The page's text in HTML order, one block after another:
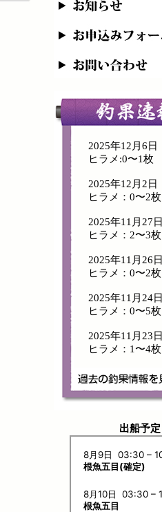
2025年12月6日
ヒラメ:0〜1枚
2025年12月2日
ヒラメ：0〜2枚
2025年11月27日
ヒラメ：2〜3枚
2025年11月26日
ヒラメ：0〜2枚
2025年11月24日
ヒラメ：0〜5枚
2025年11月23日
ヒラメ：1〜4枚
出船予定